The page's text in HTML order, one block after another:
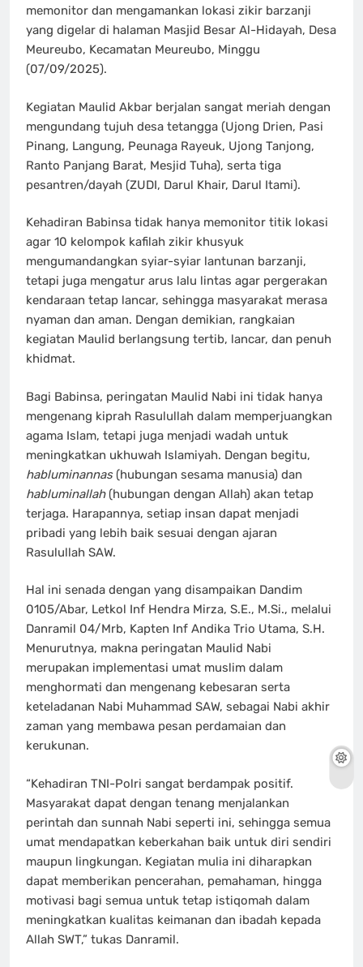
memonitor dan mengamankan lokasi zikir barzanji
yang digelar di halaman Masjid Besar Al-Hidayah, Desa
Meureubo, Kecamatan Meureubo, Minggu
(07/09/2025).
Kegiatan Maulid Akbar berjalan sangat meriah dengan
mengundang tujuh desa tetangga (Ujong Drien, Pasi
Pinang, Langung, Peunaga Rayeuk, Ujong Tanjong,
Ranto Panjang Barat, Mesjid Tuha), serta tiga
pesantren/dayah (ZUDI, Darul Khair, Darul Itami).
Kehadiran Babinsa tidak hanya memonitor titik lokasi
agar 10 kelompok kafilah zikir khusyuk
mengumandangkan syiar-syiar lantunan barzanji,
tetapi juga mengatur arus lalu lintas agar pergerakan
kendaraan tetap lancar, sehingga masyarakat merasa
nyaman dan aman. Dengan demikian, rangkaian
kegiatan Maulid berlangsung tertib, lancar, dan penuh
khidmat.
Bagi Babinsa, peringatan Maulid Nabi ini tidak hanya
mengenang kiprah Rasulullah dalam memperjuangkan
agama Islam, tetapi juga menjadi wadah untuk
meningkatkan ukhuwah Islamiyah. Dengan begitu,
habluminannas(hubungan sesama manusia) dan
habluminallah(hubungan dengan Allah) akan tetap
terjaga. Harapannya, setiap insan dapat menjadi
pribadi yang lebih baik sesuai dengan ajaran
Rasulullah SAW.
Hal ini senada dengan yang disampaikan Dandim
0105/Abar, Letkol Inf Hendra Mirza, S.E., M.Si., melalui
Danramil 04/Mrb, Kapten Inf Andika Trio Utama, S.H.
Menurutnya, makna peringatan Maulid Nabi
merupakan implementasi umat muslim dalam
menghormati dan mengenang kebesaran serta
keteladanan Nabi Muhammad SAW, sebagai Nabi akhir
zaman yang membawa pesan perdamaian dan
kerukunan.
“Kehadiran TNI-Polri sangat berdampak positif.
Masyarakat dapat dengan tenang menjalankan
perintah dan sunnah Nabi seperti ini, sehingga semua
umat mendapatkan keberkahan baik untuk diri sendiri
maupun lingkungan. Kegiatan mulia ini diharapkan
dapat memberikan pencerahan, pemahaman, hingga
motivasi bagi semua untuk tetap istiqomah dalam
meningkatkan kualitas keimanan dan ibadah kepada
Allah SWT,” tukas Danramil.